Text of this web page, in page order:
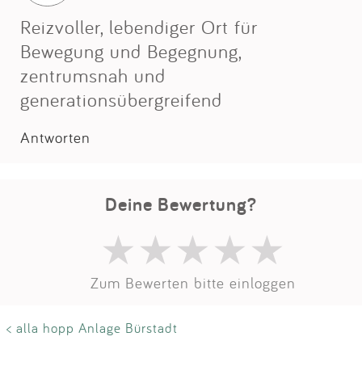
Partner
Kontakt
Impressum
Reizvoller, lebendiger Ort für
Bewegung und Begegnung,
zentrumsnah und
generationsübergreifend
Antworten
Deine Bewertung?
Zum Bewerten bitte einloggen
< alla hopp Anlage Bürstadt